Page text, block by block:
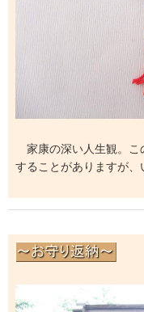
家康の深い人生観。こ
することがありますが、